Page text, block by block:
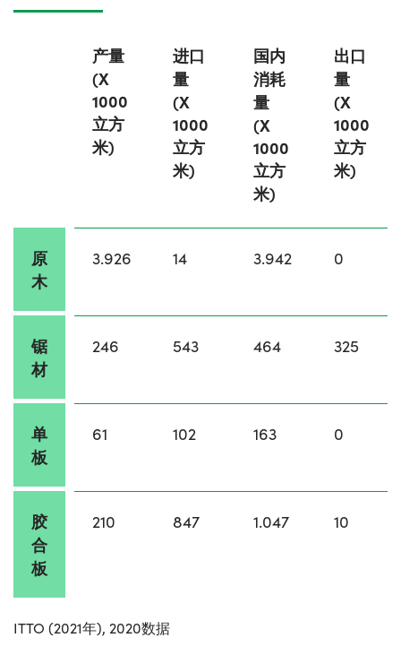
产量
(X
1000
立方
米)
进口
量
(X
1000
立方
米)
国内
消耗
量
(X
1000
立方
米)
出口
量
(X
1000
立方
米)
原
木
3.926 14 3.942 0
锯
材
246 543 464 325
单
板
61 102 163 0
胶
合
板
210 847 1.047 10
ITTO (2021年), 2020数据